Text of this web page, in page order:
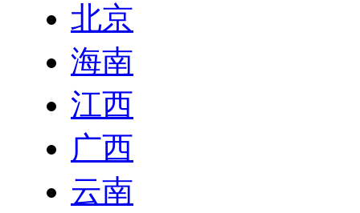
北京
海南
江西
广西
云南